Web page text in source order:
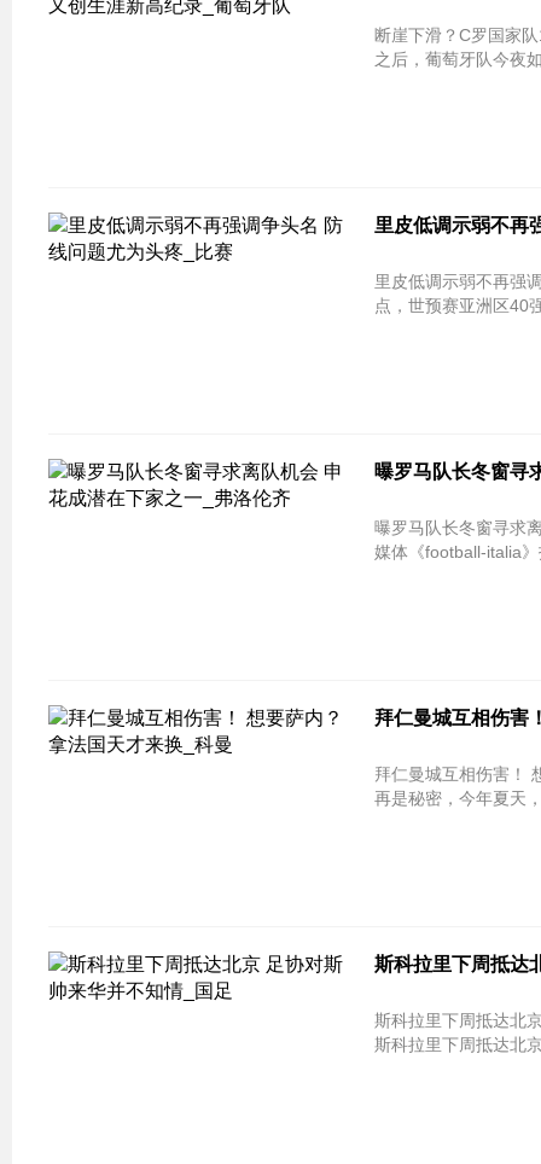
断崖下滑？C罗国家队10场14球
之后，葡萄牙队今夜
里皮低调示弱不再
里皮低调示弱不再强调争
点，世预赛亚洲区40
曝罗马队长冬窗寻
曝罗马队长冬窗寻求离队机会 申
媒体《football-italia
拜仁曼城互相伤害
拜仁曼城互相伤害！ 想要萨内？拿法
再是秘密，今年夏天
斯科拉里下周抵达
斯科拉里下周抵达北
斯科拉里下周抵达北